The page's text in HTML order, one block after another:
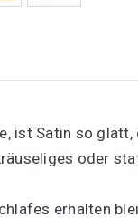
ist Satin so glatt,
oder
erhalten